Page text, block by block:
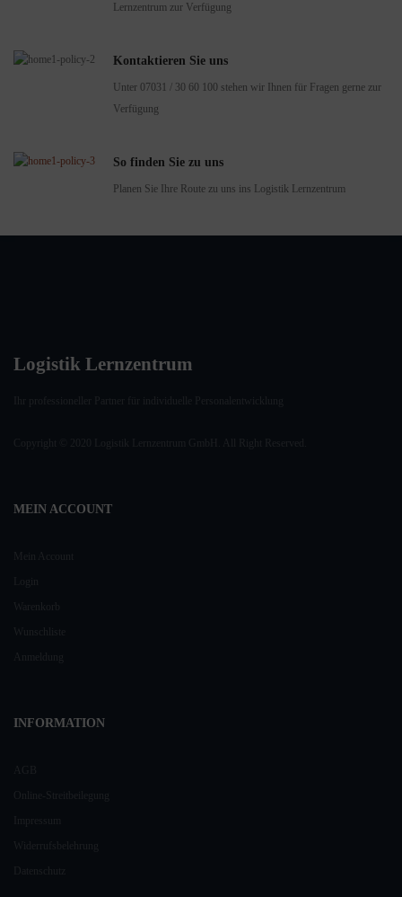
Lernzentrum zur Verfügung
Kontaktieren Sie uns
Unter 07031 / 30 60 100 stehen wir Ihnen für Fragen gerne zur
Verfügung
So finden Sie zu uns
Planen Sie Ihre Route zu uns ins Logistik Lernzentrum
Logistik Lernzentrum
MEIN ACCOUNT
Warenkorb
Wunschliste
INFORMATION
Widerrufsbelehrung